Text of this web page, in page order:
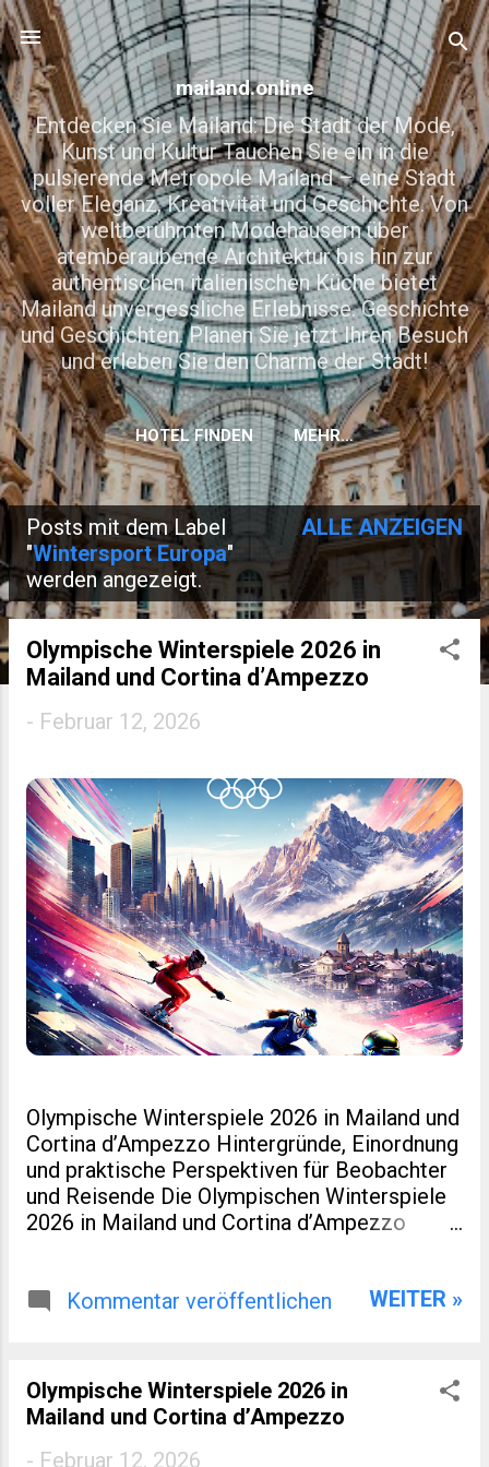
Direkt zum Hauptbereich
mailand.online
Entdecken Sie Mailand: Die Stadt der Mode,
Kunst und Kultur Tauchen Sie ein in die
pulsierende Metropole Mailand – eine Stadt
voller Eleganz, Kreativität und Geschichte. Von
weltberühmten Modehäusern über
atemberaubende Architektur bis hin zur
authentischen italienischen Küche bietet
Mailand unvergessliche Erlebnisse. Geschichte
und Geschichten. Planen Sie jetzt Ihren Besuch
und erleben Sie den Charme der Stadt!
HOTEL FINDEN MEHR…
P
o
s
Posts mit dem Label
"Wintersport Europa"
werden angezeigt.
ALLE ANZEIGEN
Olympische Winterspiele 2026 in
Mailand und Cortina d’Ampezzo
- Februar 12, 2026
Olympische Winterspiele 2026 in Mailand und
Cortina d’Ampezzo Hintergründe, Einordnung
und praktische Perspektiven für Beobachter
und Reisende Die Olympischen Winterspiele
2026 in Mailand und Cortina d’Ampezzo
Turin 2006 erneut Gastgeber ist. Sondern
wirtschaftlich eng mit regionaler Entwicklung
verzahnt wurde. Für viele Leser eines
spezialisierten Blogs zu Sport, Reisen oder
europäischer Regionalentwicklung sind genau
Kommentar veröffentlichen WEITER »
Olympische Winterspiele 2026 in
Mailand und Cortina d’Ampezzo
- Februar 12, 2026